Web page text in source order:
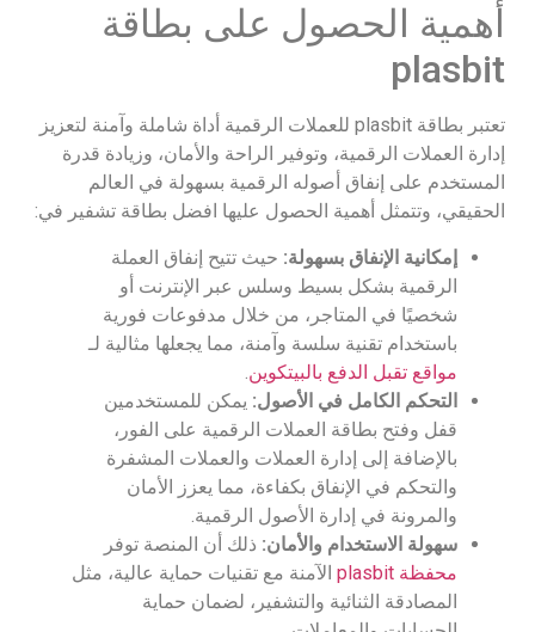
أهمية الحصول على بطاقة
plasbit
تعتبر بطاقة plasbit للعملات الرقمية أداة شاملة وآمنة لتعزيز
إدارة العملات الرقمية، وتوفير الراحة والأمان، وزيادة قدرة
المستخدم على إنفاق أصوله الرقمية بسهولة في العالم
الحقيقي، وتتمثل أهمية الحصول عليها افضل بطاقة تشفير في:
إمكانية الإنفاق بسهولة: حيث تتيح إنفاق العملة
الرقمية بشكل بسيط وسلس عبر الإنترنت أو
شخصيًا في المتاجر، من خلال مدفوعات فورية
باستخدام تقنية سلسة وآمنة، مما يجعلها مثالية لـ
مواقع تقبل الدفع بالبيتكوين.
التحكم الكامل في الأصول: يمكن للمستخدمين
قفل وفتح بطاقة العملات الرقمية على الفور،
بالإضافة إلى إدارة العملات والعملات المشفرة
والتحكم في الإنفاق بكفاءة، مما يعزز الأمان
والمرونة في إدارة الأصول الرقمية.
سهولة الاستخدام والأمان: ذلك أن المنصة توفر
محفظة plasbit
الآمنة مع تقنيات حماية عالية، مثل
المصادقة الثنائية والتشفير، لضمان حماية